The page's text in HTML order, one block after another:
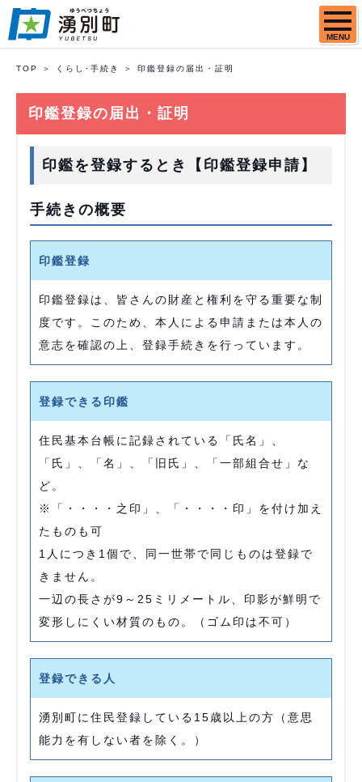
MENU
TOP くらし･手続き 印鑑登録の届出・証明
印鑑登録の届出・証明
印鑑を登録するとき【印鑑登録申請】
手続きの概要
印鑑登録
印鑑登録は、皆さんの財産と権利を守る重要な制
度です。このため、本人による申請または本人の
意志を確認の上、登録手続きを行っています。
登録できる印鑑
住民基本台帳に記録されている「氏名」、
「氏」、「名」、「旧氏」、「一部組合せ」な
ど。
※「・・・・之印」、「・・・・印」を付け加え
たものも可
1人につき1個で、同一世帯で同じものは登録で
きません。
一辺の長さが9～25ミリメートル、印影が鮮明で
変形しにくい材質のもの。（ゴム印は不可）
登録できる人
湧別町に住民登録している15歳以上の方（意思
能力を有しない者を除く。）